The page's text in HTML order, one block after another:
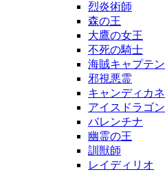
烈炎術師
森の王
大鷹の女王
不死の騎士
海賊キャプテン
邪視悪霊
キャンディカネ
アイスドラゴン
バレンチナ
幽霊の王
訓獣師
レイディリオ